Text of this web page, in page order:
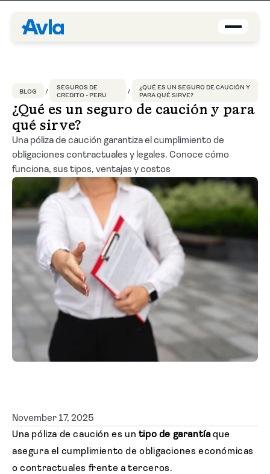
Brokers
Quiénes Somos
Centro de Ayuda
Blog
Solicitar cotización
BLOG
SEGUROS DE
CREDITO - PERU
¿QUÉ ES UN SEGURO DE CAUCIÓN Y
PARA QUÉ SIRVE?
¿Qué es un seguro de caución y para
qué sirve?
Una póliza de caución garantiza el cumplimiento de
obligaciones contractuales y legales. Conoce cómo
funciona, sus tipos, ventajas y costos
November 17, 2025
Una póliza de caución es un tipo de garantíaque
asegura el cumplimiento de obligaciones económicas
o contractuales frente a terceros.